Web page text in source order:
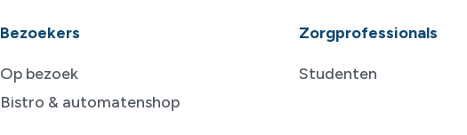
Bezoekers
Op bezoek
Bistro & automatenshop
Zorgprofessionals
Studenten